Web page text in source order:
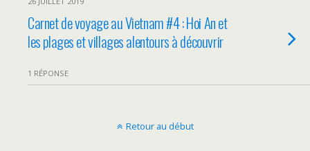
Carnet de voyage au Vietnam #4 : Hoi An et
les plages et villages alentours à découvrir
1 RÉPONSE
Retour au début